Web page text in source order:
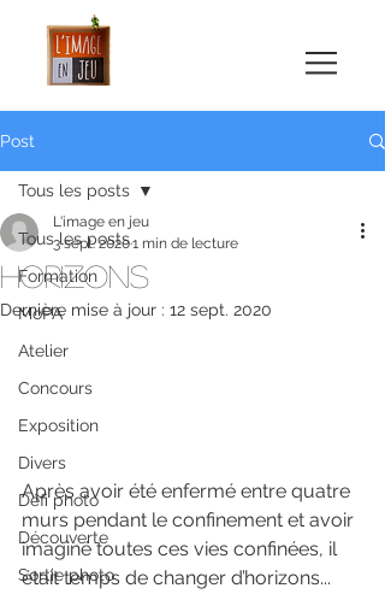
Post
Tous les posts
Formation
MoPA
Atelier
Concours
Exposition
Divers
Défi photo
Découverte
Sortie photo
Tous les posts
Horizons
L'image en jeu
3 sept. 20201 min de lecture
Dernière mise à jour : 12 sept. 2020
Après avoir été enfermé entre quatre
murs pendant le confinement et avoir
imaginé toutes ces vies confinées, il
était temps de changer d’horizons...